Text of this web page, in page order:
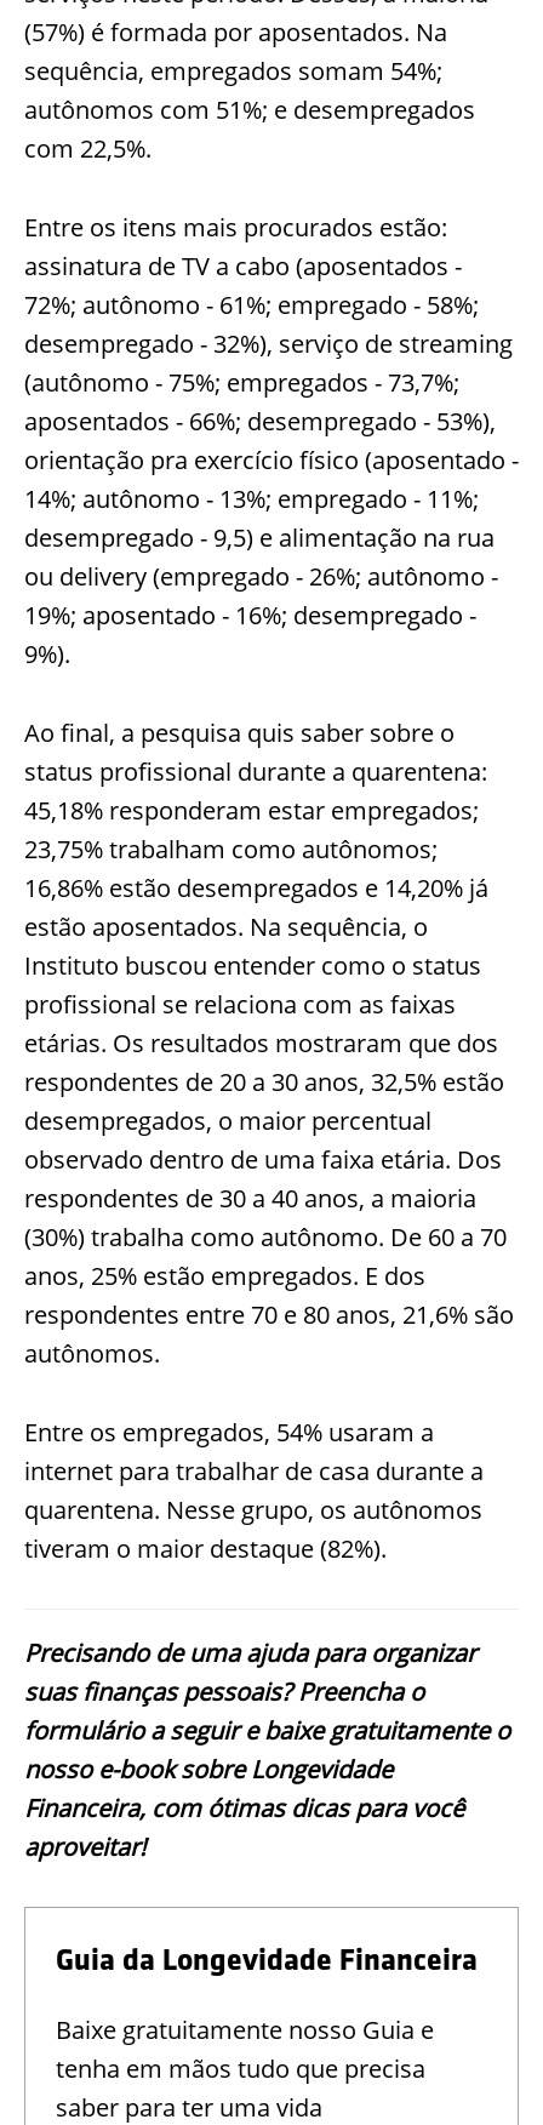
(57%) é formada por aposentados. Na
sequência, empregados somam 54%;
autônomos com 51%; e desempregados
com 22,5%.
Entre os itens mais procurados estão:
assinatura de TV a cabo (aposentados -
72%; autônomo - 61%; empregado - 58%;
desempregado - 32%), serviço de streaming
(autônomo - 75%; empregados - 73,7%;
aposentados - 66%; desempregado - 53%),
orientação pra exercício físico (aposentado -
14%; autônomo - 13%; empregado - 11%;
desempregado - 9,5) e alimentação na rua
ou delivery (empregado - 26%; autônomo -
19%; aposentado - 16%; desempregado -
9%).
Ao final, a pesquisa quis saber sobre o
status profissional durante a quarentena:
45,18% responderam estar empregados;
23,75% trabalham como autônomos;
16,86% estão desempregados e 14,20% já
estão aposentados. Na sequência, o
Instituto buscou entender como o status
profissional se relaciona com as faixas
etárias. Os resultados mostraram que dos
respondentes de 20 a 30 anos, 32,5% estão
desempregados, o maior percentual
observado dentro de uma faixa etária. Dos
respondentes de 30 a 40 anos, a maioria
(30%) trabalha como autônomo. De 60 a 70
anos, 25% estão empregados. E dos
respondentes entre 70 e 80 anos, 21,6% são
autônomos.
Entre os empregados, 54% usaram a
internet para trabalhar de casa durante a
quarentena. Nesse grupo, os autônomos
tiveram o maior destaque (82%).
Precisando de uma ajuda para organizar
suas finanças pessoais? Preencha o
formulário a seguir e baixe gratuitamente o
nosso e-book sobre Longevidade
Financeira, com ótimas dicas para você
aproveitar!
Guia da Longevidade Financeira
Baixe gratuitamente nosso Guia e
tenha em mãos tudo que precisa
saber para ter uma vida